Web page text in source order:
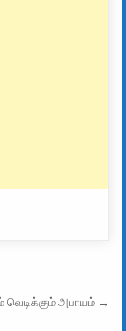
வெடிக்கும் அபாயம் →